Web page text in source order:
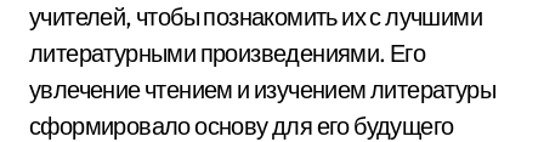
учителей, чтобы познакомить их с лучшими
литературными произведениями. Его
увлечение чтением и изучением литературы
сформировало основу для его будущего